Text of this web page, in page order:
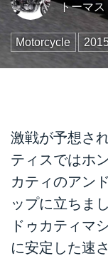
トーマス
Motorcycle
激戦が予想さ
ティスではホ
カティのアン
ップに立ちまし
ドゥカティマ
に安定した速